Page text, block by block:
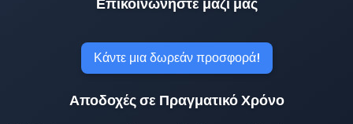
Κάντε μια δωρεάν προσφορά!
Αποδοχές σε Πραγματικό Χρόνο